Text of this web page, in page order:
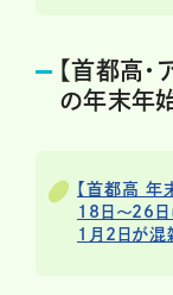
【首都高
の年末年
【首都高
18日〜26日
1月2日が混